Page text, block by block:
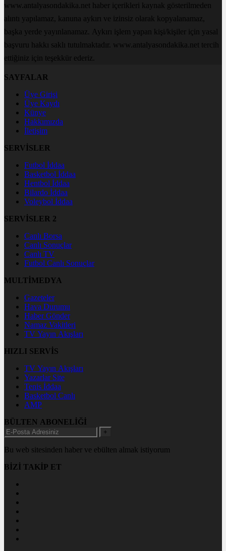
www.antalyasondakika.net haber içerikleri kaynak gösterilmeden
alıntı yapılamaz, kanuna aykırı ve izinsiz olarak kopyalanamaz,
başka yerde yayınlanamaz. Aykırı işlem yapan kişi/kişiler için yasal
başvuru hakkı saklı tutulmaktadır. www.antalyasondakika.net tercih
ettiğiniz için teşekkür ederiz.
SAYFALAR
Üye Girişi
Üye Kaydı
Künye
Hakkımızda
İletişim
SERVİSLER
Futbol İddaa
Basketbol İddaa
Hentbol İddaa
Bilardo İddaa
Voleybol İddaa
SERVİSLER 2
Canlı Borsa
Canlı Sonuçlar
Canlı TV
Futbol Canlı Sonuçlar
MULTİMEDYA
Gazeteler
Hava Durumu
Haber Gönder
Namaz Vakitleri
TV Yayın Akışları
HIZLI SERVİS
TV Yayın Akışları
Yazarlar Site
Tenis İddaa
Basketbol Canlı
AMP
BÜLTEN ABONELİĞİ
+
Bu web sitesinden haber ve ebülten almak istiyorum
BİZİ TAKİP ET